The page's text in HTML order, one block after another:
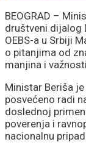
BEOGRAD –
društveni dijalog
OEBS-a u Srbiji
o pitanjima od
manjina i
Ministar Beriša
posvećeno radi
doslednoj
poverenja i
nacionalnu